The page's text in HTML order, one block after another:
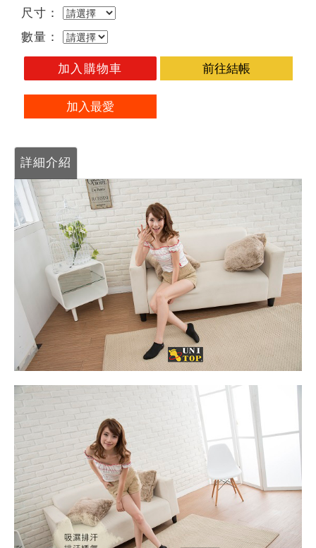
尺寸：
數量：
加入購物車 前往結帳
加入最愛
詳細介紹